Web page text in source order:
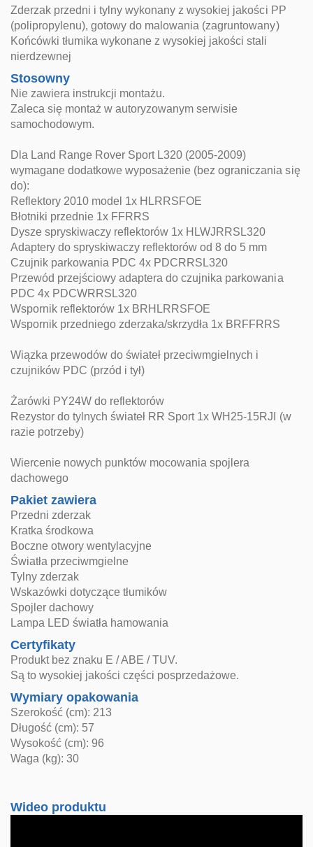
Zderzak przedni i tylny wykonany z wysokiej jakości PP
(polipropylenu), gotowy do malowania (zagruntowany)
Końcówki tłumika wykonane z wysokiej jakości stali
nierdzewnej
Stosowny
Nie zawiera instrukcji montażu.
Zaleca się montaż w autoryzowanym serwisie
samochodowym.
Dla Land Range Rover Sport L320 (2005-2009)
wymagane dodatkowe wyposażenie (bez ograniczania się
do):
Reflektory 2010 model 1x HLRRSFOE
Błotniki przednie 1x FFRRS
Dysze spryskiwaczy reflektorów 1x HLWJRRSL320
Adaptery do spryskiwaczy reflektorów od 8 do 5 mm
Czujnik parkowania PDC 4x PDCRRSL320
Przewód przejściowy adaptera do czujnika parkowania
PDC 4x PDCWRRSL320
Wspornik reflektorów 1x BRHLRRSFOE
Wspornik przedniego zderzaka/skrzydła 1x BRFFRRS
Wiązka przewodów do świateł przeciwmgielnych i
czujników PDC (przód i tył)
Żarówki PY24W do reflektorów
Rezystor do tylnych świateł RR Sport 1x WH25-15RJI (w
razie potrzeby)
Wiercenie nowych punktów mocowania spojlera
dachowego
Pakiet zawiera
Przedni zderzak
Kratka środkowa
Boczne otwory wentylacyjne
Światła przeciwmgielne
Tylny zderzak
Wskazówki dotyczące tłumików
Spojler dachowy
Lampa LED światła hamowania
Certyfikaty
Produkt bez znaku E / ABE / TUV.
Są to wysokiej jakości części posprzedażowe.
Wymiary opakowania
Szerokość (cm): 213
Długość (cm): 57
Wysokość (cm): 96
Waga (kg): 30
Wideo produktu